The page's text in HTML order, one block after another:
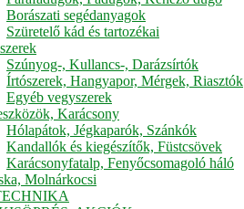
Borászati segédanyagok
Szüretelő kád és tartozékai
Szúnyog-, Kullancs-, Darázsírtók
Írtószerek, Hangyapor, Mérgek, Riasztók
Egyéb vegyszerek
Karácsony
Hólapátok, Jégkaparók, Szánkók
Kandallók és kiegészítők, Füstcsövek
Karácsonyfatalp, Fenyőcsomagoló háló
Molnárkocsi